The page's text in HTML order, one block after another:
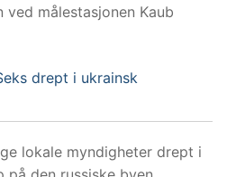
ved målestasjonen Kaub
drept i ukrainsk
lokale myndigheter drept i